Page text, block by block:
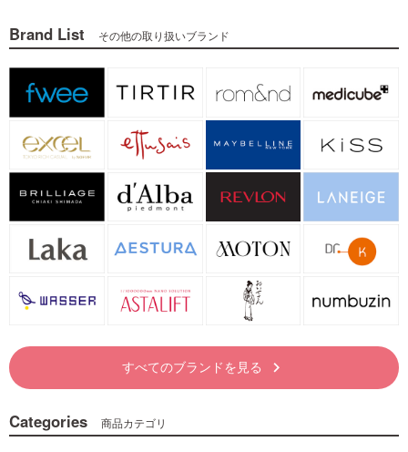
Brand List その他の取り扱いブランド
すべてのブランドを見る keyboard_arrow_right
Categories 商品カテゴリ